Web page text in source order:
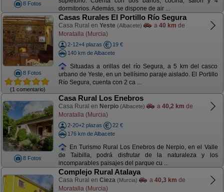
8 Fotos
dormitorios. Además, se dispone de air ...
8 Fotos
(1 comentario)
Casas Rurales El Portillo Río Segura
Casa Rural en Yeste (Albacete) a 40 km de
Moratalla (Murcia)
2-12+4 plazas
19 €
140 km de Albacete
Situadas a orillas del río Segura, a 5 km del casco
urbano de Yeste, en un bellísimo paraje aislado. El Portillo
Río Segura, cuenta con 2 ca ...
8 Fotos
Casa Rural Los Enebros
Casa Rural en Nerpio (Albacete) a 40,2 km de
Moratalla (Murcia)
2-20+2 plazas
22 €
176 km de Albacete
En Turismo Rural Los Enebros de Nerpio, en el Valle
de Taibilla, podrá disfrutar de la naturaleza y los
incomparables paisajes del parque cu ...
Complejo Rural Atalaya
Casa Rural en Cieza (Murcia) a 40,3 km de
Moratalla (Murcia)